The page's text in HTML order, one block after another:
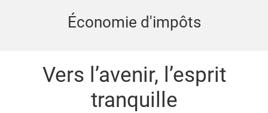
Économie d'impôts
Vers l’avenir, l’esprit
tranquille